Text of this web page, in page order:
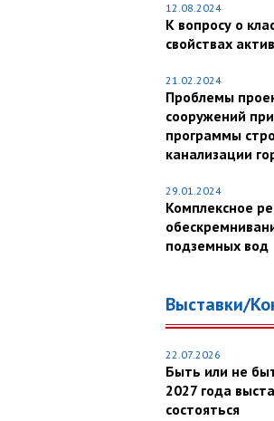
12.08.2024
К вопросу о
свойствах
21.02.2024
Проблемы
сооружений
программы
канализации
29.01.2024
Комплексное
подземных вод
Выставки/
22.07.2026
Быть или не
2027 года
состояться